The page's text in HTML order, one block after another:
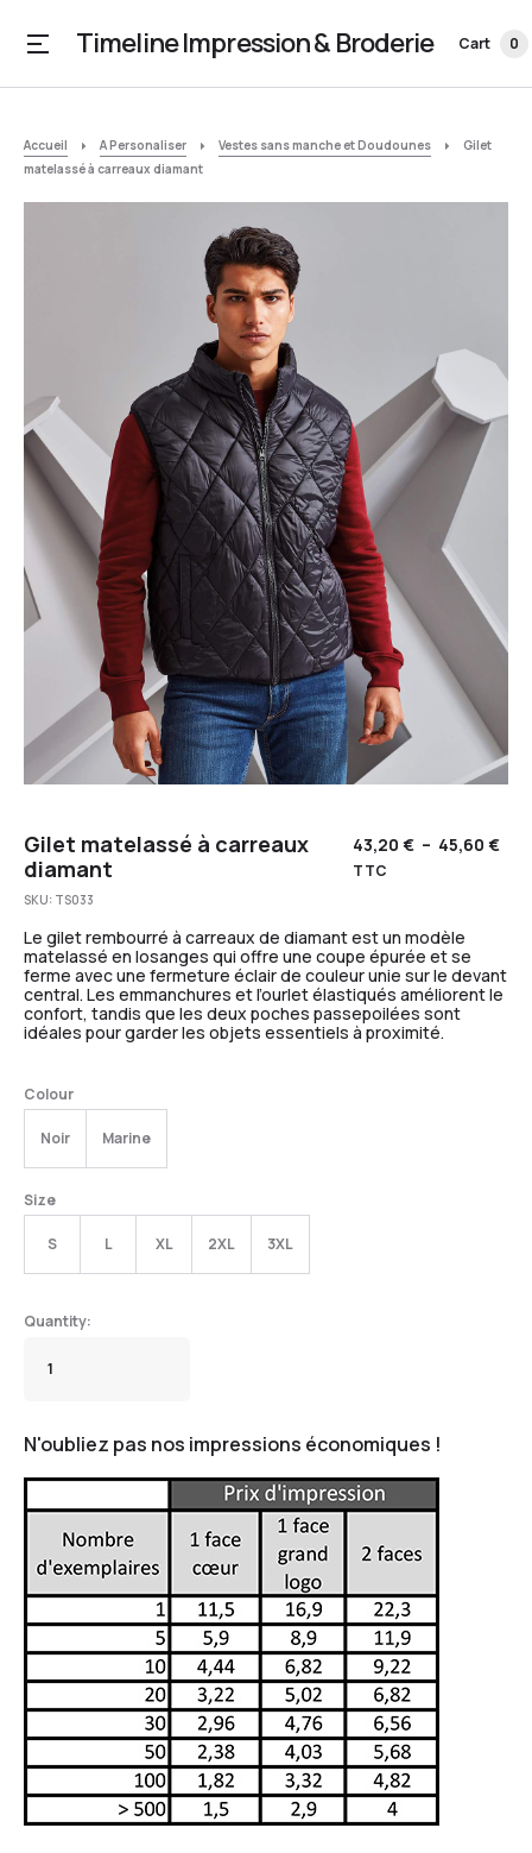
Timeline Impression & Broderie Cart 0
Accueil A Personaliser Vestes sans manche et Doudounes
Gilet
matelassé à carreaux diamant
Gilet matelassé à carreaux
diamant
43,20 € – 45,60 €
TTC
SKU: TS033
Le gilet rembourré à carreaux de diamant est un modèle
matelassé en losanges qui offre une coupe épurée et se
ferme avec une fermeture éclair de couleur unie sur le devant
central. Les emmanchures et l’ourlet élastiqués améliorent le
confort, tandis que les deux poches passepoilées sont
idéales pour garder les objets essentiels à proximité.
Colour
Noir Marine
Size
S L XL 2XL 3XL
N'oubliez pas nos impressions économiques !